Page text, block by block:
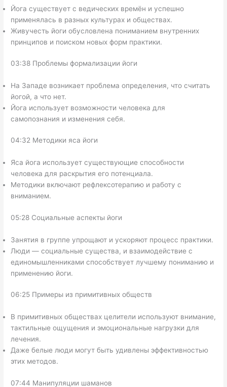
Йога существует с ведических времён и успешно
применялась в разных культурах и обществах.
Живучесть йоги обусловлена пониманием внутренних
принципов и поиском новых форм практики.
03:38 Проблемы формализации йоги
На Западе возникает проблема определения, что считать
йогой, а что нет.
Йога использует возможности человека для
самопознания и изменения себя.
04:32 Методики яса йоги
Яса йога использует существующие способности
человека для раскрытия его потенциала.
Методики включают рефлексотерапию и работу с
вниманием.
05:28 Социальные аспекты йоги
Занятия в группе упрощают и ускоряют процесс практики.
Люди — социальные существа, и взаимодействие с
единомышленниками способствует лучшему пониманию и
применению йоги.
06:25 Примеры из примитивных обществ
В примитивных обществах целители используют внимание,
тактильные ощущения и эмоциональные нагрузки для
лечения.
Даже белые люди могут быть удивлены эффективностью
этих методов.
07:44 Манипуляции шаманов